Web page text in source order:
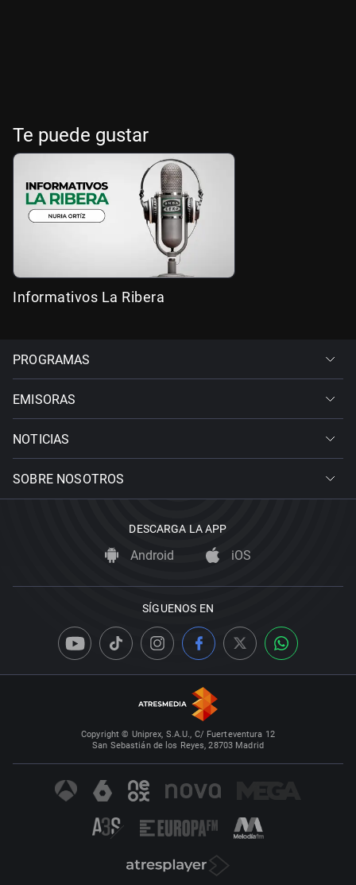
Te puede gustar
Informativos La Ribera
PROGRAMAS
EMISORAS
NOTICIAS
SOBRE NOSOTROS
DESCARGA LA APP
Android iOS
SÍGUENOS EN
Copyright © Uniprex, S.A.U., C/ Fuerteventura 12
San Sebastián de los Reyes, 28703 Madrid